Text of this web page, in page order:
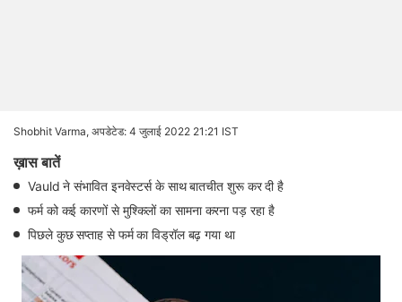
Shobhit Varma, अपडेटेड: 4 जुलाई 2022 21:21 IST
ख़ास बातें
Vauld ने संभावित इनवेस्टर्स के साथ बातचीत शुरू कर दी है
फर्म को कई कारणों से मुश्किलों का सामना करना पड़ रहा है
पिछले कुछ सप्ताह से फर्म का विड्रॉल बढ़ गया था